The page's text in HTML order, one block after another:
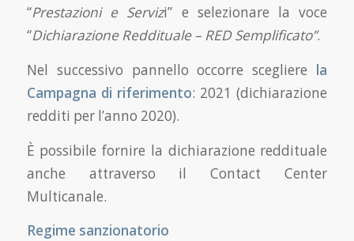
“Prestazioni e Servizi” e selezionare la voce
“Dichiarazione Reddituale – RED Semplificato”.
Nel successivo pannello occorre scegliere la
Campagna di riferimento: 2021 (dichiarazione
redditi per l’anno 2020).
È possibile fornire la dichiarazione reddituale
anche attraverso il Contact Center
Multicanale.
Regime sanzionatorio